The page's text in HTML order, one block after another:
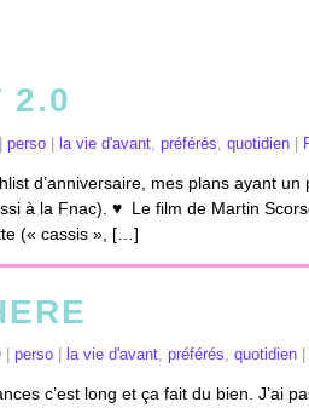
2.0
perso la vie d'avant préférés quotidien
d’anniversaire, mes plans ayant
à la Fnac). ♥ Le film de Martin
(« cassis », […]
perso la vie d'avant, préférés, quotidien
c’est long et ça fait du bien. J’ai